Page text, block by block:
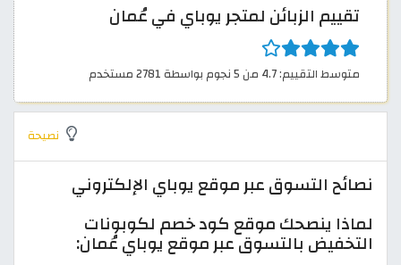
تقييم الزبائن لمتجر يوباي في عُمان
متوسط التقييم: 4.7 من 5 نجوم بواسطة 2781 مستخدم
نصيحة
نصائح التسوق عبر موقع يوباي الإلكتروني
لماذا ينصحك موقع كود خصم لكوبونات
التخفيض بالتسوق عبر موقع يوباي عُمان: